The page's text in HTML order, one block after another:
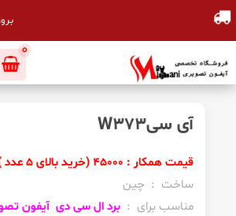
آی سیW373
قیمت همکار : 45000 (خرید بالای 5 عدد )
ساخت : چین
مناسب برای : برد ال سی دی آیفون تصویری
0